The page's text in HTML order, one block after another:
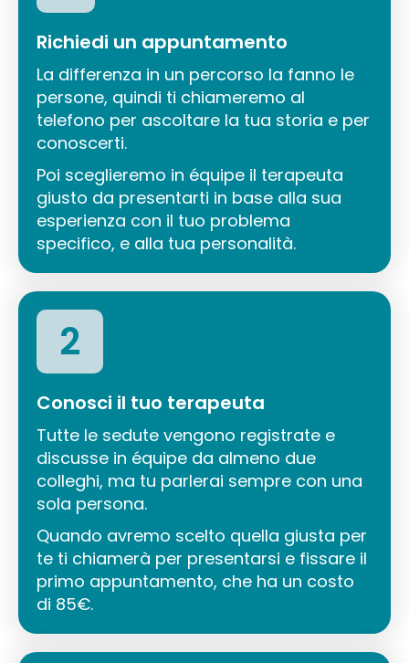
Richiedi un appuntamento
La differenza in un percorso la fanno le
persone, quindi ti chiameremo al
telefono per ascoltare la tua storia e per
conoscerti.
Poi sceglieremo in équipe il terapeuta
giusto da presentarti in base alla sua
esperienza con il tuo problema
specifico, e alla tua personalità.
2
Conosci il tuo terapeuta
Tutte le sedute vengono registrate e
discusse in équipe da almeno due
colleghi, ma tu parlerai sempre con una
sola persona.
Quando avremo scelto quella giusta per
te ti chiamerà per presentarsi e fissare il
primo appuntamento, che ha un costo
di 85€.